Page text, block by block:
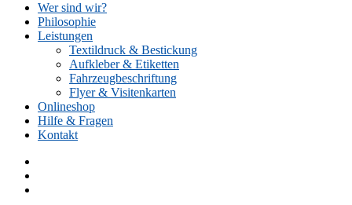
Wer sind wir?
Philosophie
Leistungen
Textildruck & Bestickung
Aufkleber & Etiketten
Fahrzeugbeschriftung
Flyer & Visitenkarten
Onlineshop
Hilfe & Fragen
Kontakt